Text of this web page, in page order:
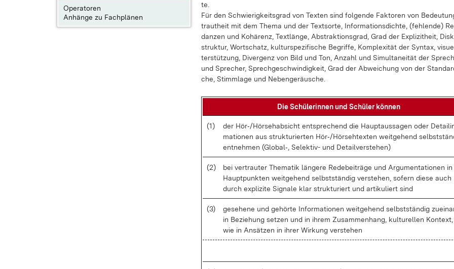
Operatoren
Anhänge zu Fachplänen
te.
Für den Schwie­rig­keits­grad von Tex­ten sind fol­gen­de Fak­to­ren von
traut­heit mit dem The­ma und der Text­sor­te, In­for­ma­ti­ons­dich­te, (feh­len­de)
dan­zen und Ko­hä­renz, Text­län­ge, Abs­trak­ti­ons­grad, Grad der Ex­pli­zit­heit,
struk­tur, Wort­schatz, kul­tur­spe­zi­fi­sche Be­grif­fe, Kom­ple­xi­tät der Syn­tax,
ter­stüt­zung, Di­ver­genz von Bild und Ton, An­zahl und Si­mul­ta­nei­tät der
und Spre­cher, Sprech­ge­schwin­dig­keit, Grad der Ab­wei­chung von der
che, Stimm­la­ge und Ne­ben­ge­räu­sche.
Die Schü­le­rin­nen und Schü­ler kön­nen
(1)
der Hör‑/Hör­se­h­ab­sicht ent­spre­chend die Haupt­aus­sa­gen oder
ma­tio­nen aus struk­tu­rier­ten Hör‑/Hör­seh­t­ex­ten weit­ge­hend
ent­neh­men (Glo­bal‑, Se­lek­tiv- und De­tail­ver­ste­hen)
(2)
bei ver­trau­ter The­ma­tik län­ge­re Re­de­bei­trä­ge und Ar­gu­men­ta­tio­nen in
Haupt­punk­ten weit­ge­hend selbst­stän­dig ver­ste­hen, so­fern die­se auch
durch ex­pli­zi­te Si­gna­le klar struk­tu­riert und ar­ti­ku­liert sind
(3)
ge­se­he­ne und ge­hör­te In­for­ma­tio­nen weit­ge­hend selbst­stän­dig
in Be­zie­hung set­zen und in ih­rem Zu­sam­men­hang, kul­tu­rel­len
wie in An­sät­zen in ih­rer Wir­kung ver­ste­hen